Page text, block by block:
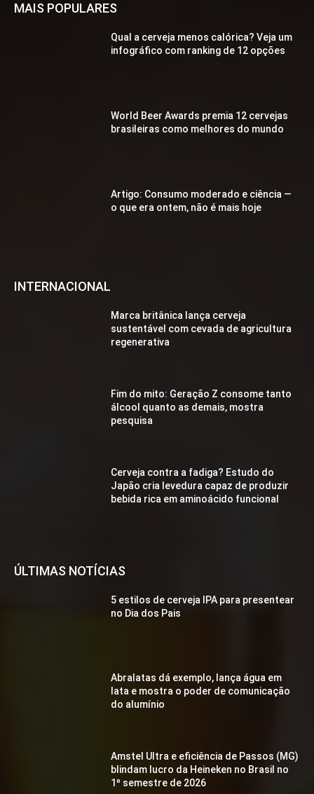
MAIS POPULARES
Qual a cerveja menos calórica? Veja um
infográfico com ranking de 12 opções
World Beer Awards premia 12 cervejas
brasileiras como melhores do mundo
Artigo: Consumo moderado e ciência —
o que era ontem, não é mais hoje
INTERNACIONAL
Marca britânica lança cerveja
sustentável com cevada de agricultura
regenerativa
Fim do mito: Geração Z consome tanto
álcool quanto as demais, mostra
pesquisa
Cerveja contra a fadiga? Estudo do
Japão cria levedura capaz de produzir
bebida rica em aminoácido funcional
ÚLTIMAS NOTÍCIAS
5 estilos de cerveja IPA para presentear
no Dia dos Pais
Abralatas dá exemplo, lança água em
lata e mostra o poder de comunicação
do alumínio
Amstel Ultra e eficiência de Passos (MG)
blindam lucro da Heineken no Brasil no
1º semestre de 2026